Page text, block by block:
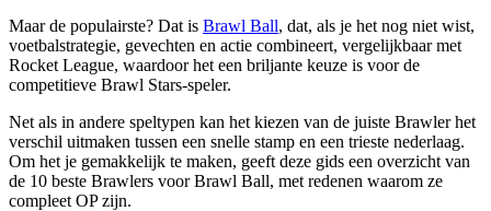
Maar de populairste? Dat is Brawl Ball, dat, als je het nog niet wist,
voetbalstrategie, gevechten en actie combineert, vergelijkbaar met
Rocket League, waardoor het een briljante keuze is voor de
competitieve Brawl Stars-speler.
Net als in andere speltypen kan het kiezen van de juiste Brawler het
verschil uitmaken tussen een snelle stamp en een trieste nederlaag.
Om het je gemakkelijk te maken, geeft deze gids een overzicht van
de 10 beste Brawlers voor Brawl Ball, met redenen waarom ze
compleet OP zijn.